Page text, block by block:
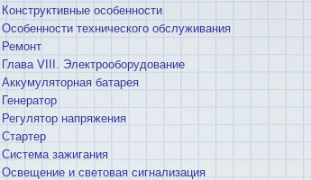
Конструктивные особенности
Особенности технического обслуживания
Ремонт
Глава VIII. Электрооборудование
Аккумуляторная батарея
Генератор
Регулятор напряжения
Стартер
Система зажигания
Освещение и световая сигнализация